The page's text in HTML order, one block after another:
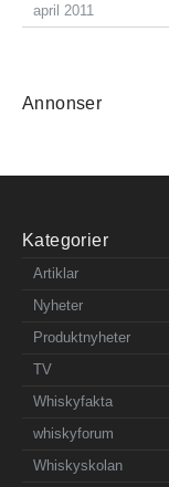
april 2011
Annonser
Kategorier
Artiklar
Nyheter
Produktnyheter
TV
Whiskyfakta
whiskyforum
Whiskyskolan